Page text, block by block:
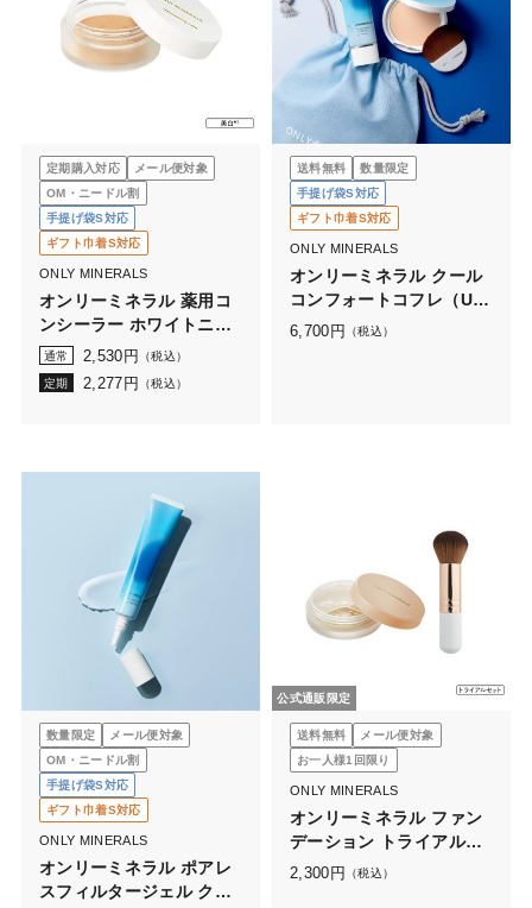
定期購入対応
メール便対象
OM・ニードル割
手提げ袋S対応
ギフト巾着S対応
ONLY MINERALS
オンリーミネラル 薬用コ
ンシーラー ホワイトニン
グケア 0.7g
通常 2,530 円 （税込）
定期 2,277 円 （税込）
送料無料
数量限定
手提げ袋S対応
ギフト巾着S対応
ONLY MINERALS
オンリーミネラル クール
コンフォートコフレ（UV
クリーム）
6,700 円 （税込）
数量限定
メール便対象
OM・ニードル割
手提げ袋S対応
ギフト巾着S対応
ONLY MINERALS
オンリーミネラル ポアレ
スフィルタージェル クー
公式通販限定
送料無料
メール便対象
お一人様1回限り
ONLY MINERALS
オンリーミネラル ファン
デーション トライアルセ
ット
2,300 円 （税込）